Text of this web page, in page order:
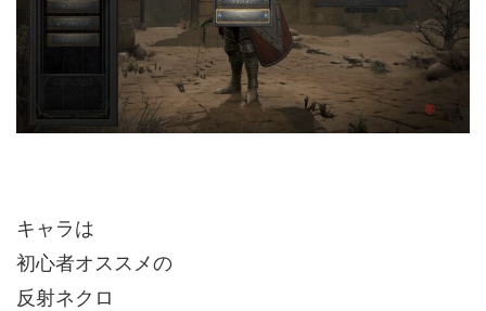
キャラは
初心者オススメの
反射ネクロ